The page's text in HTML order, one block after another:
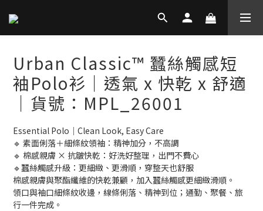
Urban Classic™ 蠶絲觸感短
袖Polo衫｜透氣 x 快乾 x 舒適
｜貨號：MPL_26001
Essential Polo｜Clean Look, Easy Care
🔹 素面俐落＋細條紋領袖：精神加分，不高調
🔹 棉感親膚 × 抗皺快乾：好洗好整理，出門不費心
🔹蠶絲觸感升級：更細緻、更滑順，穿整天也舒服
棉感親膚與聚酯纖維的快乾兼顧，加入蠶絲觸感更細緻滑順。
領口與袖口細條紋收邊，線條俐落、精神到位；通勤、聚餐、旅
行一件完成。